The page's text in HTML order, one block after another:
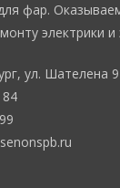
фар.
электрики и
ул. Шателена 9